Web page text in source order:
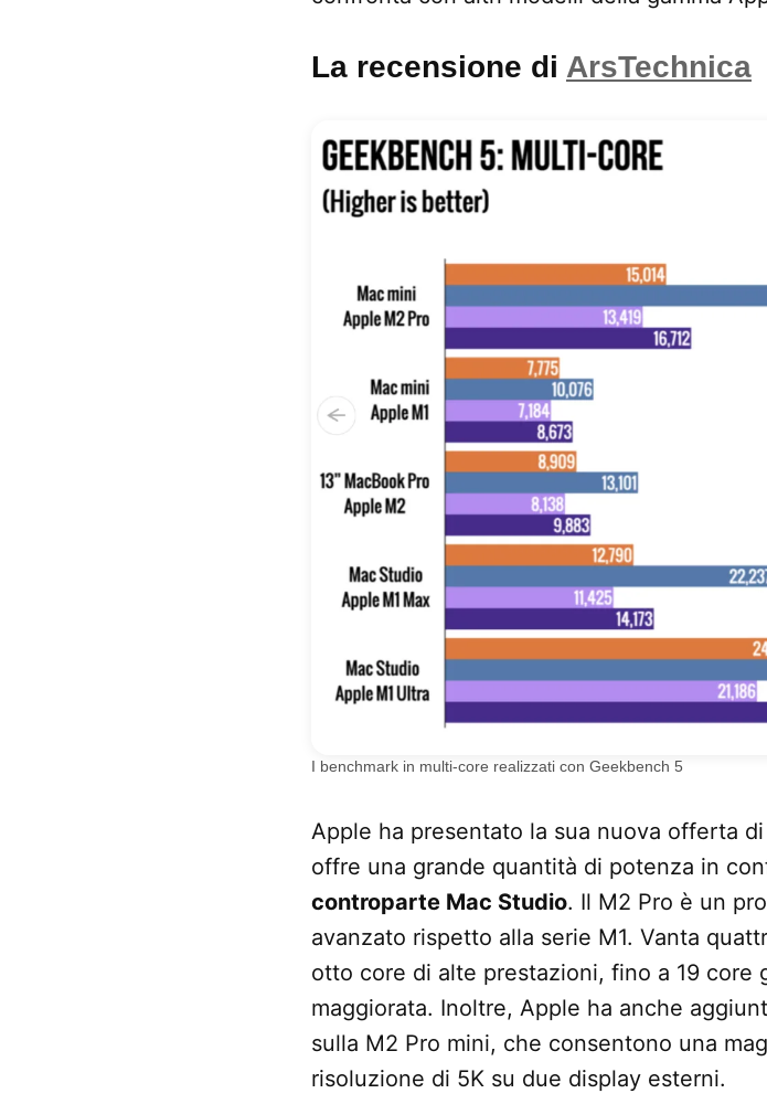
La recensione di ArsTechnica
I benchmark in multi-core realizzati con Geekbench 5
Apple ha presentato la sua nuova offerta
offre una grande quantità di potenza in
controparte Mac Studio. Il M2 Pro è un
avanzato rispetto alla serie M1. Vanta
otto core di alte prestazioni, fino a 19 core
maggiorata. Inoltre, Apple ha anche
sulla M2 Pro mini, che consentono una
risoluzione di 5K su due display esterni.